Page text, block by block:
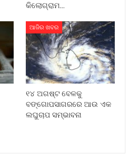
କିଲୋଗ୍ରାମ…
ଆଜିର ଖବର
୧୪ ଅଗଷ୍ଟ ବେଳକୁ
ବଙ୍ଗୋପସାଗରରେ ଆଉ ଏକ
ଲଘୁଚାପ ସମ୍ଭାବନା